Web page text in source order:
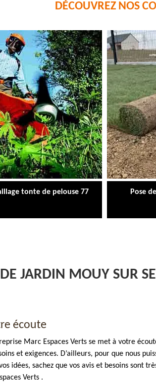
DÉCOUVREZ NOS
tonte de pelouse 77 Pose
JARDIN MOUY SUR
écoute
Marc Espaces Verts se met à votre
et exigences. D’ailleurs, pour que nous
idées, sachez que vos avis et besoins sont
Verts .